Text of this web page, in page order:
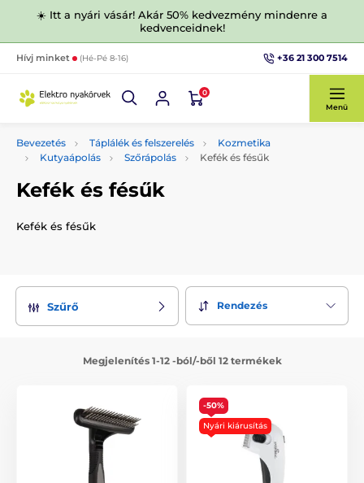
☀️ Itt a nyári vásár! Akár 50% kedvezmény mindenre a
kedvenceidnek!
Hívj minket (Hé-Pé 8-16) +36 21 300 7514
0
Menü
Bevezetés Táplálék és felszerelés
Kozmetika
Kutyaápolás
Szőrápolás Kefék és fésűk
Kefék és fésűk
Kefék és fésűk
Szűrő Rendezés
Megjelenítés 1-12 -ból/-ből 12 termékek
-50%
Nyári kiárusítás